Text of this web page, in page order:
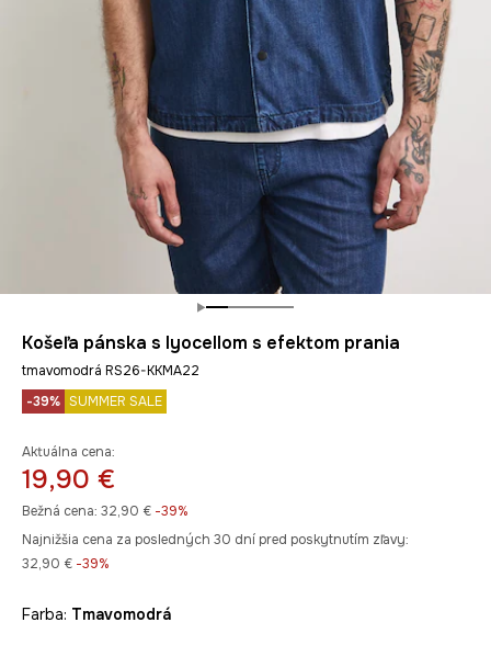
Košeľa pánska s lyocellom s efektom prania
tmavomodrá RS26-KKMA22
-39% SUMMER SALE
Aktuálna cena:
19,90 €
Bežná cena: 32,90 € -39%
Najnižšia cena za posledných 30 dní pred poskytnutím zľavy:
32,90 € -39%
Farba: tmavomodrá